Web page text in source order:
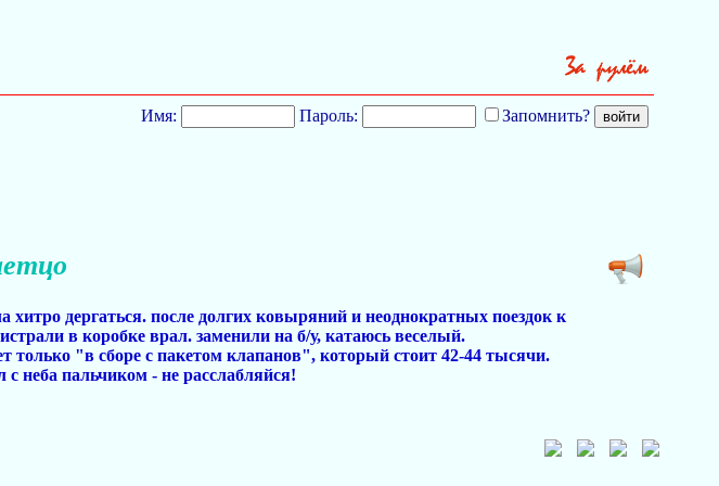
Имя: Пароль: Запомнить?
дергаться. после долгих ковыряний и неоднократных поездок к
в коробке врал. заменили на б/у, катаюсь веселый.
только "в сборе с пакетом клапанов", который стоит 42-44 тысячи.
неба пальчиком - не расслабляйся!